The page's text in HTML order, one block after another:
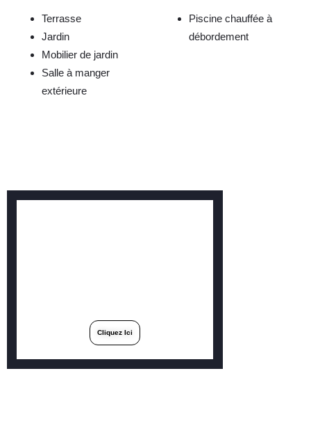
Terrasse
Jardin
Mobilier de jardin
Salle à manger
extérieure
Piscine chauffée à
débordement
Cliquez Ici